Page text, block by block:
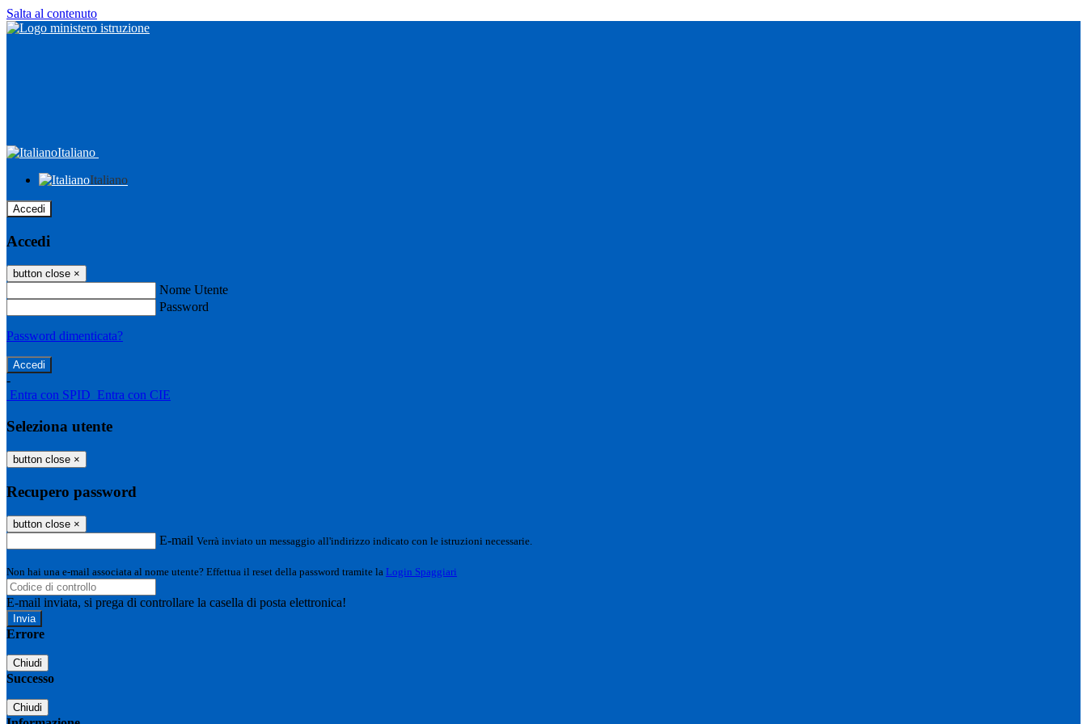
Salta al contenuto
Italiano
Italiano
Accedi
Accedi
button close ×
Nome Utente
Password
Password dimenticata?
-
Entra con SPID Entra con CIE
Seleziona utente
button close ×
Recupero password
button close ×
E-mail Verrà inviato un messaggio all'indirizzo indicato con le istruzioni necessarie.
Non hai una e-mail associata al nome utente? Effettua il reset della password tramite la Login Spaggiari
E-mail inviata, si prega di controllare la casella di posta elettronica!
Errore
Chiudi
Successo
Chiudi